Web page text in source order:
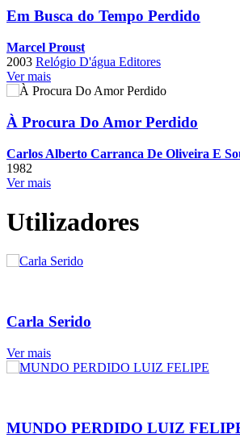
Em Busca do Tempo Perdido
Marcel Proust
2003 Relógio D'água Editores
Ver mais
À Procura Do Amor Perdido
Carlos Alberto Carranca De Oliveira E
1982
Ver mais
Utilizadores
Carla Serido
Ver mais
MUNDO PERDIDO LUIZ